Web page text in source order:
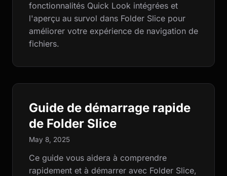
fonctionnalités Quick Look intégrées et
l'aperçu au survol dans Folder Slice pour
améliorer votre expérience de navigation de
fichiers.
Guide de démarrage rapide
de Folder Slice
May 8, 2025
Ce guide vous aidera à comprendre
rapidement et à démarrer avec Folder Slice,